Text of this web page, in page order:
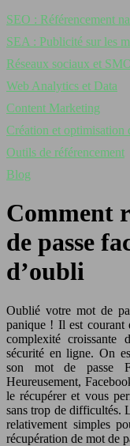
SEO : Référencement
SEA : Publicité sur les
Réseaux sociaux et
Web Analytics et Data
Content Marketing
Création et optimisation
Outils de référencement
Blog
Comment
de passe
d’oubli
Oublié votre mot de
panique ! Il est courant
complexité croissante
sécurité en ligne. On
son mot de passe
Heureusement,
le récupérer et vous
sans trop de difficultés.
relativement simples
récupération de mot de